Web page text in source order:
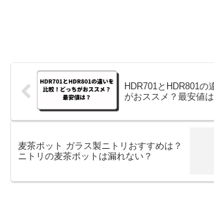
HDR701とHDR801の
がおススメ？最安値は
麦茶ポット ガラス製ニトリおすすめは？
ニトリの麦茶ポットは漏れない？